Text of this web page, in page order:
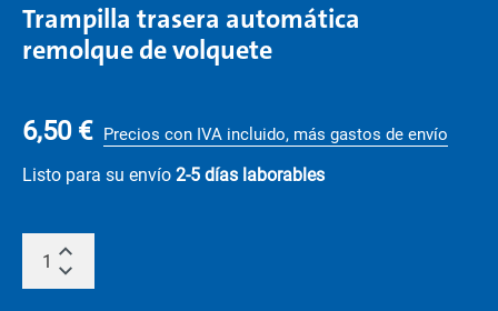
Trampilla trasera automática
remolque de volquete
6,50 € Precios con IVA incluido, más gastos de envío
Listo para su envío 2-5 días laborables